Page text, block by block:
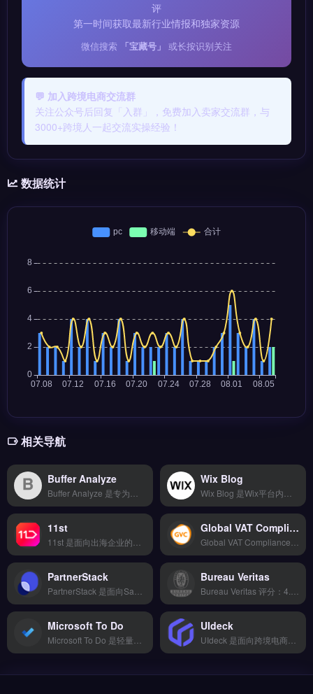
评
第一时间获取最新行业情报和独家资源
微信搜索 「宝藏号」 或长按识别关注
💬 加入跨境电商交流群
关注公众号后回复「入群」，免费加入卖家交流群，与
3000+跨境人一起交流实操经验！
数据统计
相关导航
Buffer Analyze Wix Blog
11st Global VAT Compliance
PartnerStack Bureau Veritas
Microsoft To Do UIdeck